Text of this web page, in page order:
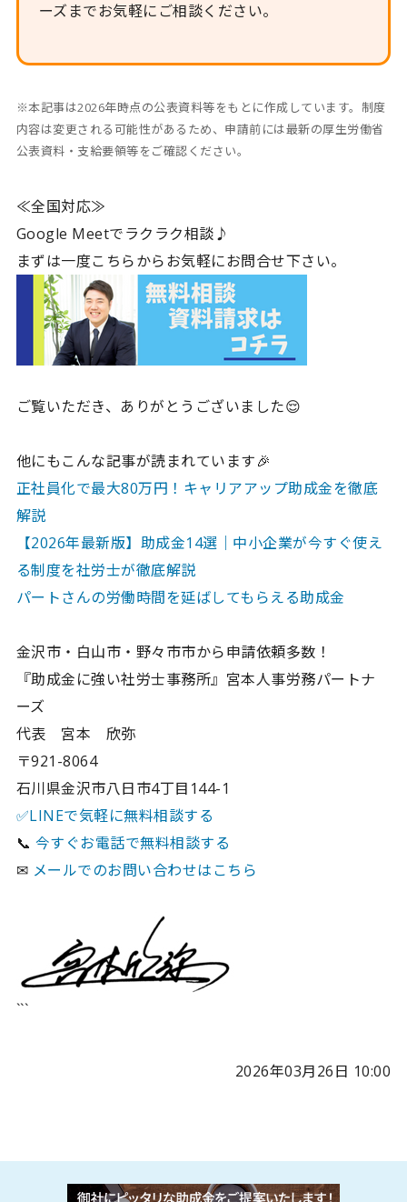
ーズまでお気軽にご相談ください。
※本記事は2026年時点の公表資料等をもとに作成しています。制度
内容は変更される可能性があるため、申請前には最新の厚生労働省
公表資料・支給要領等をご確認ください。
≪全国対応≫
Google Meetでラクラク相談♪
まずは一度こちらからお気軽にお問合せ下さい。
ご覧いただき、ありがとうございました😌
他にもこんな記事が読まれています🎉
正社員化で最大80万円！キャリアアップ助成金を徹底
解説
【2026年最新版】助成金14選｜中小企業が今すぐ使え
る制度を社労士が徹底解説
パートさんの労働時間を延ばしてもらえる助成金
金沢市・白山市・野々市市から申請依頼多数！
『助成金に強い社労士事務所』宮本人事労務パートナ
ーズ
代表 宮本 欣弥
〒921-8064
石川県金沢市八日市4丁目144-1
✅LINEで気軽に無料相談する
📞 今すぐお電話で無料相談する
✉ メールでのお問い合わせはこちら
```
2026年03月26日 10:00